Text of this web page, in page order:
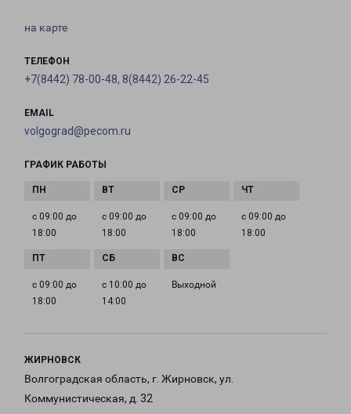
на карте
ТЕЛЕФОН
+7(8442) 78-00-48, 8(8442) 26-22-45
EMAIL
volgograd@pecom.ru
ГРАФИК РАБОТЫ
с 09:00 до
18:00
с 09:00 до
18:00
с 09:00 до
18:00
с 09:00 до
18:00
с 09:00 до
18:00
с 10:00 до
14:00
Выходной
ЖИРНОВСК
Волгоградская область, г. Жирновск, ул.
Коммунистическая, д. 32